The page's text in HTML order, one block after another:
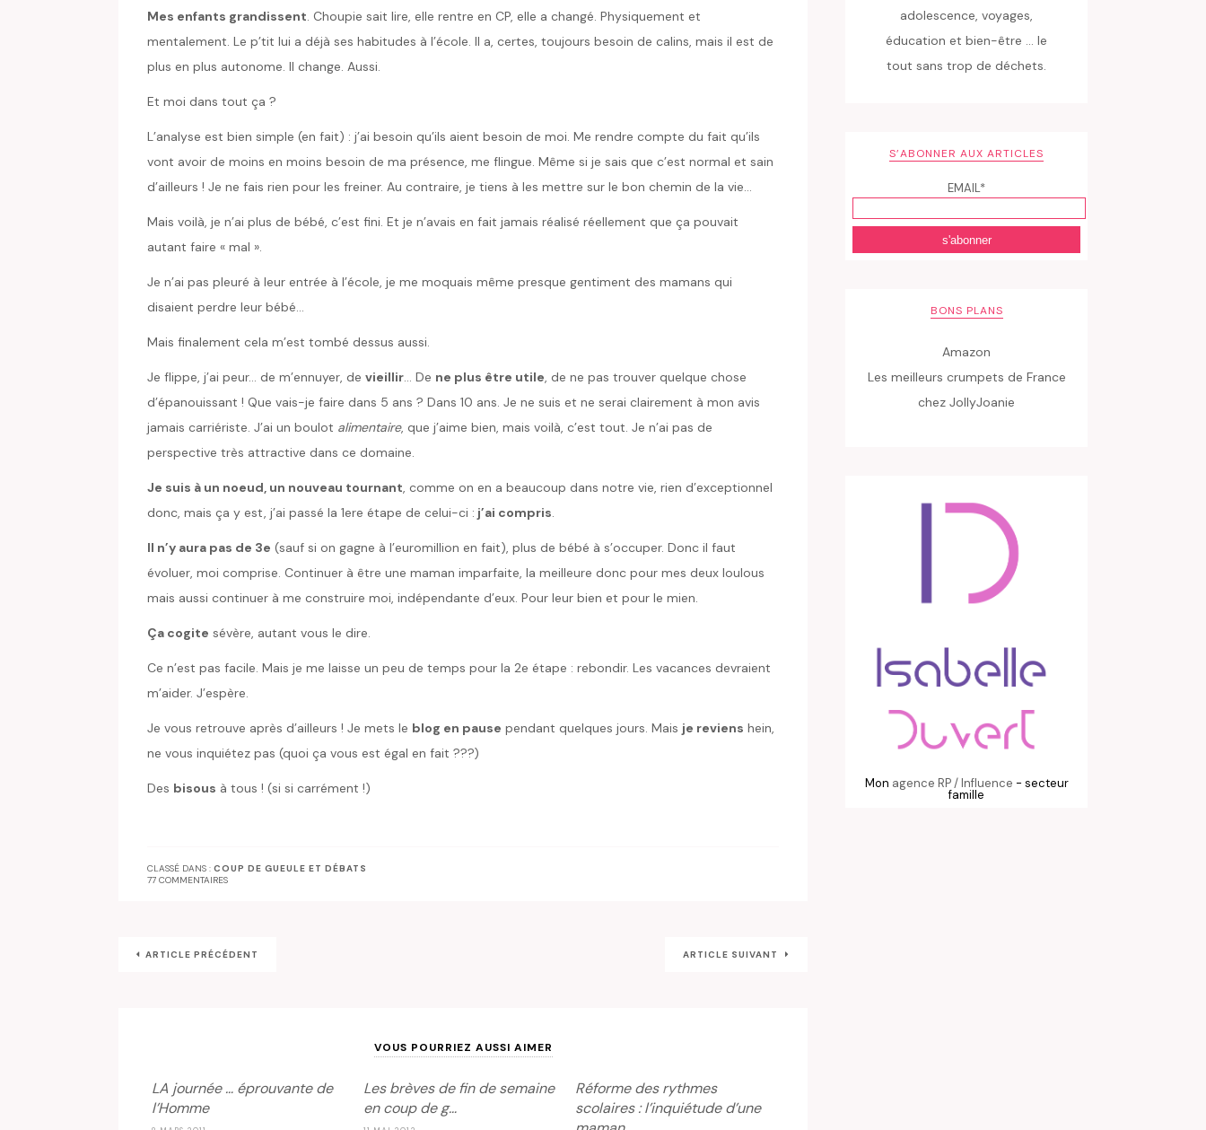
Mes enfants grandissent. Choupie sait lire, elle rentre en CP, elle a changé. Physiquement et
mentalement. Le p’tit lui a déjà ses habitudes à l’école. Il a, certes, toujours besoin de calins, mais il est de
plus en plus autonome. Il change. Aussi.
Et moi dans tout ça ?
L’analyse est bien simple (en fait) : j’ai besoin qu’ils aient besoin de moi. Me rendre compte du fait qu’ils
vont avoir de moins en moins besoin de ma présence, me flingue. Même si je sais que c’est normal et sain
d’ailleurs ! Je ne fais rien pour les freiner. Au contraire, je tiens à les mettre sur le bon chemin de la vie…
Mais voilà, je n’ai plus de bébé, c’est fini. Et je n’avais en fait jamais réalisé réellement que ça pouvait
autant faire « mal ».
Je n’ai pas pleuré à leur entrée à l’école, je me moquais même presque gentiment des mamans qui
disaient perdre leur bébé…
Mais finalement cela m’est tombé dessus aussi.
Je flippe, j’ai peur… de m’ennuyer, de vieillir… De ne plus être utile, de ne pas trouver quelque chose
d’épanouissant ! Que vais-je faire dans 5 ans ? Dans 10 ans. Je ne suis et ne serai clairement à mon avis
jamais carriériste. J’ai un boulot alimentaire, que j’aime bien, mais voilà, c’est tout. Je n’ai pas de
perspective très attractive dans ce domaine.
Je suis à un noeud, un nouveau tournant, comme on en a beaucoup dans notre vie, rien d’exceptionnel
donc, mais ça y est, j’ai passé la 1ere étape de celui-ci : j’ai compris.
Il n’y aura pas de 3e (sauf si on gagne à l’euromillion en fait), plus de bébé à s’occuper. Donc il faut
évoluer, moi comprise. Continuer à être une maman imparfaite, la meilleure donc pour mes deux loulous
mais aussi continuer à me construire moi, indépendante d’eux. Pour leur bien et pour le mien.
Ça cogite sévère, autant vous le dire.
Ce n’est pas facile. Mais je me laisse un peu de temps pour la 2e étape : rebondir. Les vacances devraient
m’aider. J’espère.
Je vous retrouve après d’ailleurs ! Je mets le blog en pause pendant quelques jours. Mais je reviens hein,
ne vous inquiétez pas (quoi ça vous est égal en fait ???)
Des bisous à tous ! (si si carrément !)
CLASSÉ DANS : COUP DE GUEULE ET DÉBATS
77 COMMENTAIRES
ARTICLE PRÉCÉDENT ARTICLE SUIVANT
VOUS POURRIEZ AUSSI AIMER
LA journée … éprouvante de
l’Homme
Les brèves de fin de semaine
en coup de g…
Réforme des rythmes
scolaires : l’inquiétude d’une
adolescence, voyages,
éducation et bien-être ... le
tout sans trop de déchets.
S’ABONNER AUX ARTICLES
EMAIL*
BONS PLANS
Amazon
Les meilleurs crumpets de France
chez JollyJoanie
Mon agence RP / Influence - secteur
famille